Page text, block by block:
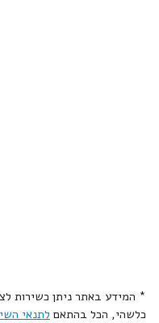
* המידע באתר ניתן כשירות
כלשהי, הכל בהתאם לתנאי